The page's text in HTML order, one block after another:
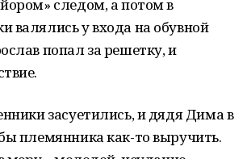
следом, а потом в
валялись у входа на обувной
попал за решетку, и
засуетились, и дядя Дима в
племянника как-то выручить.